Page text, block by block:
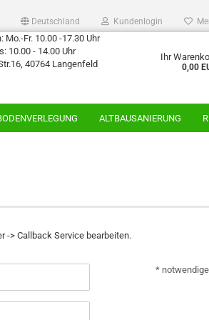
Deutschland Kundenlogin
Fr. 10.00 -17.30 Uhr
10.00 - 14.00 Uhr
40764 Langenfeld
Ihr
0,00
ALTBAUSANIERUNG
-> Callback Service bearbeiten.
*